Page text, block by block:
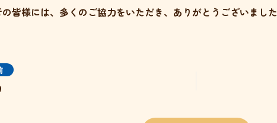
皆様には、多くのご協力をいただき、ありがとうございました